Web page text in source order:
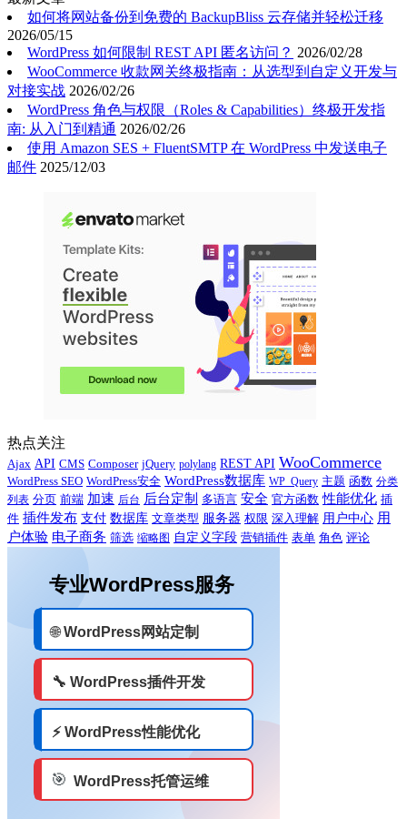
如何将网站备份到免费的 BackupBliss 云存储并轻松迁移
2026/05/15
WordPress 如何限制 REST API 匿名访问？ 2026/02/28
WooCommerce 收款网关终极指南：从选型到自定义开发与
对接实战 2026/02/26
WordPress 角色与权限（Roles & Capabilities）终极开发指
南: 从入门到精通 2026/02/26
使用 Amazon SES + FluentSMTP 在 WordPress 中发送电子
邮件 2025/12/03
热点关注
Ajax API CMS Composer jQuery polylang REST API WooCommerce
WordPress SEO WordPress安全 WordPress数据库 WP_Query 主题 函数 分类
列表 分页 前端 加速 后台 后台定制 多语言 安全 官方函数 性能优化 插
件 插件发布 支付 数据库 文章类型 服务器 权限 深入理解 用户中心 用
户体验 电子商务 筛选 缩略图 自定义字段 营销插件 表单 角色 评论